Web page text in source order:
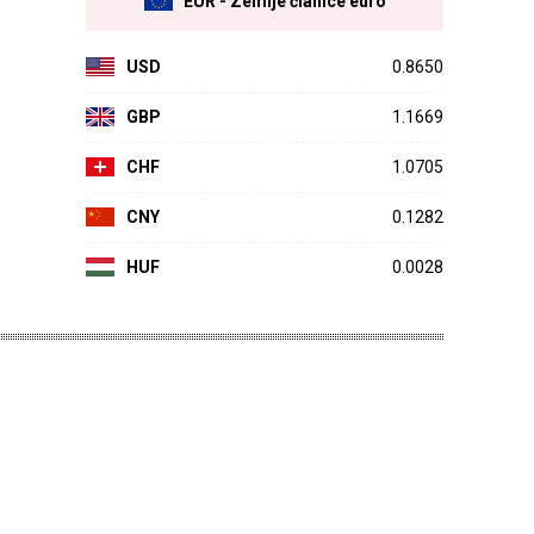
USD 0.8650
GBP 1.1669
CHF 1.0705
CNY 0.1282
HUF 0.0028